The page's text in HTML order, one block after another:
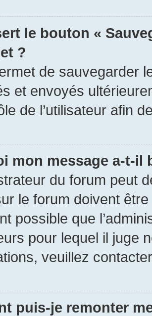
le bouton «
?
de sauvegarder
et envoyés
de l’utilisateur afin
mon message a-t-il
du forum peut
le forum doivent
possible que
pour lequel il juge
veuillez
puis-je remonter